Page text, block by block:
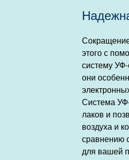
этого с
систему
они
Система
лаков и
воздуха и
сравнению
для вашей